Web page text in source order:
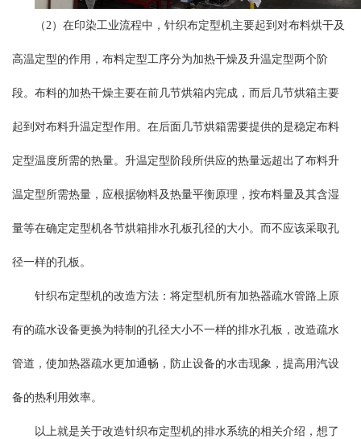
（2）在印染工业流程中，针织布定型机主要起到对布料烘干及
高温定型的作用，布料定型工序分为加热干燥及升温定型两个阶
段。布料的加热干燥主要在前几节烘箱内完成，而后几节烘箱主要
起到对布料升温定型作用。在后面几节烘箱需要提供的是稳定布料
定型温度所需的热量。升温定型阶段所供应的热量远超出了布料升
温定型所需热量，应根据物料及热量平衡原理，按布料量及其含湿
量等在确定定型机各节烘箱排水孔板孔径的大小。而不应该采取孔
径一样的孔板。
针织布定型机的改造方法：将定型机所有加热器疏水管路上原
有的疏水设备更换为特制的孔径大小不一样的排水孔板，改造疏水
管道，使加热器疏水更加通畅，防止设备的水击现象，提高用汽设
备的热利用效率。
以上就是关于改造针织布定型机的排水系统的相关介绍，想了